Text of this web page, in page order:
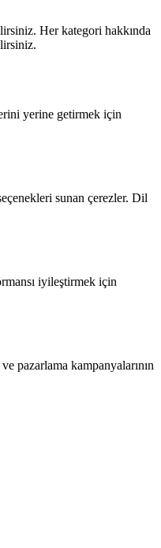
Her kategori hakkında
yerine getirmek için
sunan çerezler. Dil
iyileştirmek için
pazarlama kampanyalarının